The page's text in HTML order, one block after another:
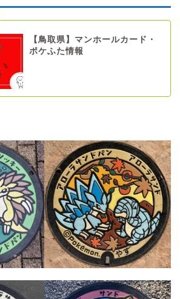
【鳥取県】マンホールカード・
ポケふた情報